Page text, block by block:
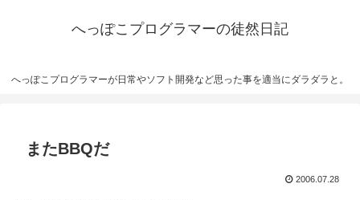
へっぽこプログラマーの徒然日記
へっぽこプログラマーが日常やソフト開発など思った事を適当にダラダラと。
またBBQだ
2006.07.28